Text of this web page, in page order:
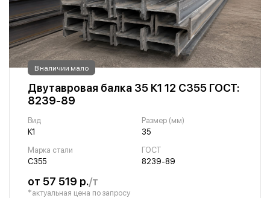
В наличии мало
Двутавровая балка 35 К1 12 С355 ГОСТ:
8239-89
Вид
К1
Размер (мм)
35
Марка стали
С355
ГОСТ
8239-89
от 57 519 р./т
*актуальная цена по запросу